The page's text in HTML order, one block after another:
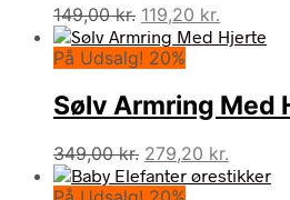
149,00kr. Den
oprindelige
pris
149,00 kr..
119,20 kr.
aktuelle
119,20
På Udsalg! 20%
Sølv Armring Med
349,00kr. Den
oprindelige
279,20 kr.
aktuelle